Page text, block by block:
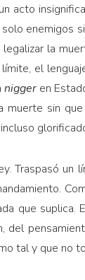
acto
enemigos
la
el
nigger en
muerte sin
Traspasó un
que suplica.
del
tal y que no